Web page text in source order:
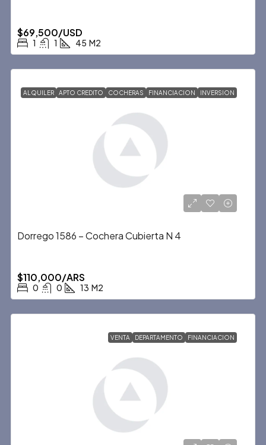
$69,500/USD
1 1 45 M2
ALQUILER APTO CREDITO COCHERAS FINANCIACION INVERSION
Dorrego 1586 – Cochera Cubierta N 4
$110,000/ARS
0 0 13 M2
VENTA DEPARTAMENTO FINANCIACION